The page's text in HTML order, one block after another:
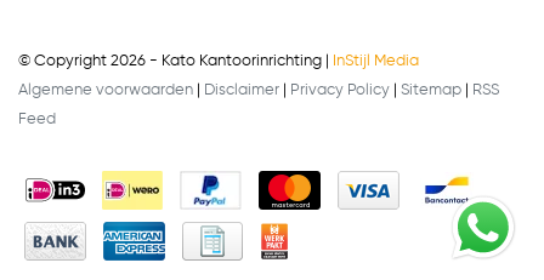
© Copyright 2026 - Kato Kantoorinrichting |
InStijl Media
Algemene voorwaarden
Disclaimer Privacy Policy Sitemap
RSS
Feed